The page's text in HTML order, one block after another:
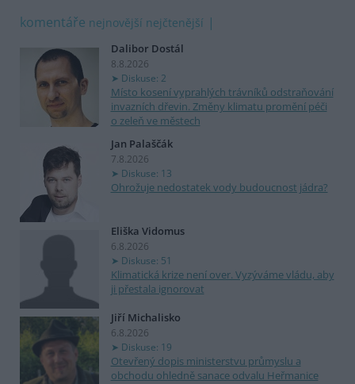
komentáře nejnovější nejčtenější
Dalibor Dostál
8.8.2026
Diskuse: 2
Místo kosení vyprahlých trávníků odstraňování
invazních dřevin. Změny klimatu promění péči
o zeleň ve městech
Jan Palaščák
7.8.2026
Diskuse: 13
Ohrožuje nedostatek vody budoucnost jádra?
Eliška Vidomus
6.8.2026
Diskuse: 51
Klimatická krize není over. Vyzýváme vládu, aby
ji přestala ignorovat
Jiří Michalisko
6.8.2026
Diskuse: 19
Otevřený dopis ministerstvu průmyslu a
obchodu ohledně sanace odvalu Heřmanice